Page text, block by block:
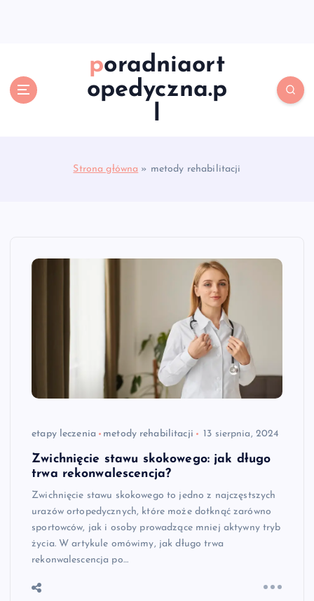
poradniaort
opedyczna.p
l
Strona główna » metody rehabilitacji
etapy leczenia metody rehabilitacji 13 sierpnia, 2024
Zwichnięcie stawu skokowego: jak długo
trwa rekonwalescencja?
Zwichnięcie stawu skokowego to jedno z najczęstszych
urazów ortopedycznych, które może dotknąć zarówno
sportowców, jak i osoby prowadzące mniej aktywny tryb
życia. W artykule omówimy, jak długo trwa
rekonwalescencja po…